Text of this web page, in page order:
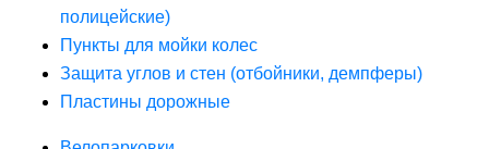
полицейские)
Пункты для мойки колес
Защита углов и стен (отбойники, демпферы)
Пластины дорожные